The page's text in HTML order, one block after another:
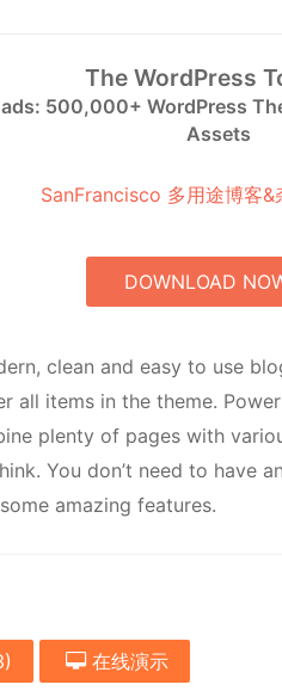
The WordPress
500,000+ WordPress
Assets
DOWNLOAD
clean and easy to use
all items in the theme.
plenty of pages with
You don’t need to have
amazing features.
在线演示